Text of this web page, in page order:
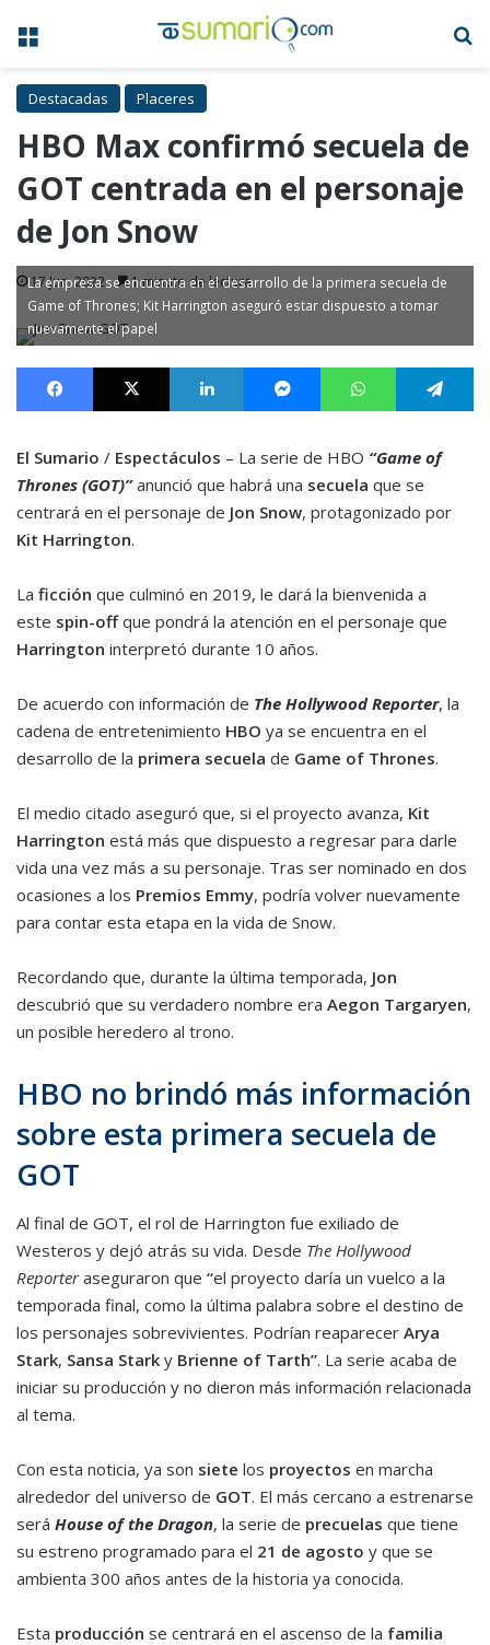
Menú
Destacadas Placeres
HBO Max confirmó secuela de
GOT centrada en el personaje
de Jon Snow
17 Jun, 2022 1 minuto de lectura
La empresa se encuentra en el desarrollo de la primera secuela de
Game of Thrones; Kit Harrington aseguró estar dispuesto a tomar
nuevamente el papel
Facebook X LinkedIn MessengerWhatsApp
El Sumario / Espectáculos – La serie de HBO “Game of
Thrones (GOT)”anunció que habrá una secuela que se
centrará en el personaje de Jon Snow, protagonizado por
Kit Harrington.
La ficción que culminó en 2019, le dará la bienvenida a
este spin-offque pondrá la atención en el personaje que
Harrington interpretó durante 10 años.
De acuerdo con información de The Hollywood Reporter, la
cadena de entretenimiento HBO ya se encuentra en el
desarrollo de la primera secuela de Game of Thrones.
El medio citado aseguró que, si el proyecto avanza, Kit
Harrington está más que dispuesto a regresar para darle
vida una vez más a su personaje. Tras ser nominado en dos
ocasiones a los Premios Emmy, podría volver nuevamente
para contar esta etapa en la vida de Snow.
Recordando que, durante la última temporada, Jon
descubrió que su verdadero nombre era Aegon Targaryen,
un posible heredero al trono.
HBO no brindó más información
sobre esta primera secuela de
GOT
Al final de GOT, el rol de Harrington fue exiliado de
Westeros y dejó atrás su vida. Desde The Hollywood
Reporteraseguraron que “el proyecto daría un vuelco a la
temporada final, como la última palabra sobre el destino de
los personajes sobrevivientes. Podrían reaparecer Arya
Stark, Sansa Stark y Brienne of Tarth”. La serie acaba de
iniciar su producción y no dieron más información relacionada
al tema.
Con esta noticia, ya son siete los proyectos en marcha
alrededor del universo de GOT. El más cercano a estrenarse
será House of the Dragon, la serie de precuelas que tiene
su estreno programado para el 21 de agosto y que se
ambienta 300 años antes de la historia ya conocida.
Esta producción se centrará en el ascenso de la familia